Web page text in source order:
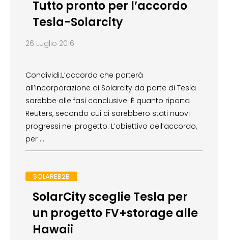
Tutto pronto per l’accordo
Tesla-Solarcity
26 Luglio 2016
Condividi:L’accordo che porterà
all’incorporazione di Solarcity da parte di Tesla
sarebbe alle fasi conclusive. È quanto riporta
Reuters, secondo cui ci sarebbero stati nuovi
progressi nel progetto. L’obiettivo dell’accordo,
per …
SOLAREB2B
SolarCity sceglie Tesla per
un progetto FV+storage alle
Hawaii